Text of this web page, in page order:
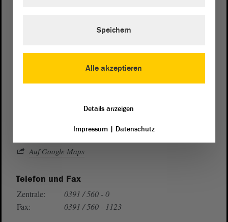
Landtagvon Sachsen-Anhalt
Wegbeschreibung
Auf Google Maps
Telefon und Fax
Zentrale:
0391 / 560 - 0
Fax:
0391 / 560 - 1123
Alle akzeptieren
Speichern
Details anzeigen
Impressum| Datenschutz